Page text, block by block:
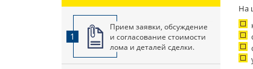
На
1
Прием заявки, обсуждение
и согласование стоимости
лома и деталей сделки.